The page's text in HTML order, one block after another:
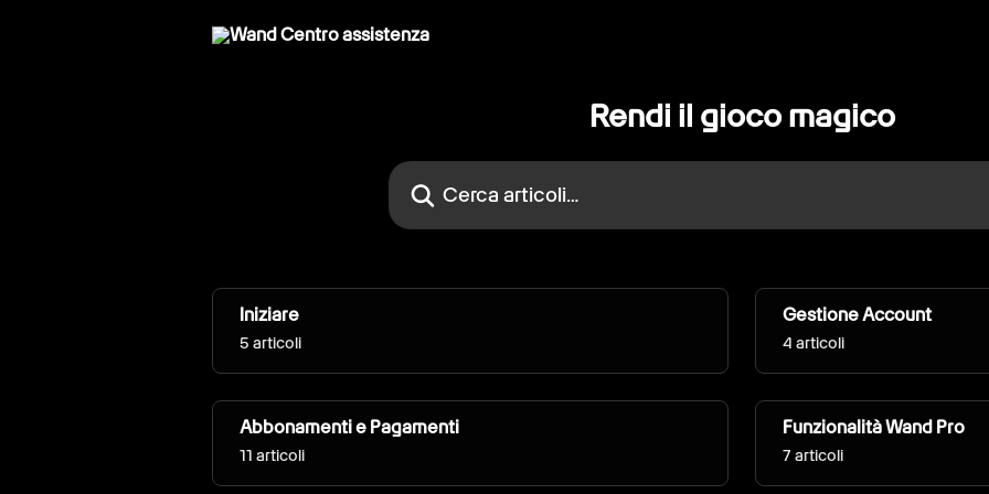
Rendi il gioco magico
Cerca articoli…
Iniziare
5 articoli
Gestione Account
4 articoli
Abbonamenti e Pagamenti
11 articoli
Funzionalità Wand Pro
7 articoli